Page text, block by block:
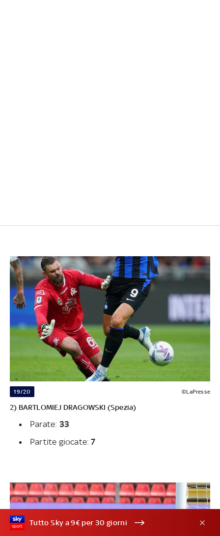
19/20 ©LaPresse
2) BARTLOMIEJ DRAGOWSKI (Spezia)
Parate: 33
Partite giocate:7
Tutto Sky a 9€ per 30 giorni